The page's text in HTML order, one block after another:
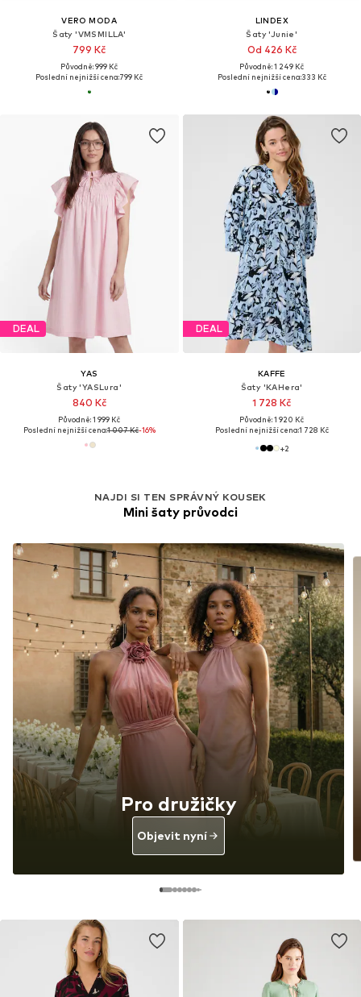
VERO MODA
Šaty 'VMSMILLA'
799 Kč
Původně: 999 Kč
Poslední nejnižší cena:799 Kč
LINDEX
Šaty 'Junie'
Od 426 Kč
Původně: 1 249 Kč
Poslední nejnižší cena:333 Kč
DEAL
YAS
Šaty 'YASLura'
840 Kč
Původně: 1 999 Kč
Poslední nejnižší cena:1 007 Kč-16%
DEAL
KAFFE
Šaty 'KAHera'
1 728 Kč
Původně: 1 920 Kč
Poslední nejnižší cena:1 728 Kč
+2
NAJDI SI TEN SPRÁVNÝ KOUSEK
Mini šaty průvodci
Pro družičky
Objevit nyní